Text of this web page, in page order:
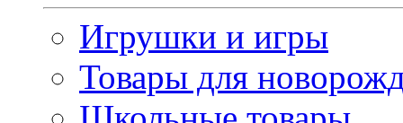
Игрушки и игры
Товары для